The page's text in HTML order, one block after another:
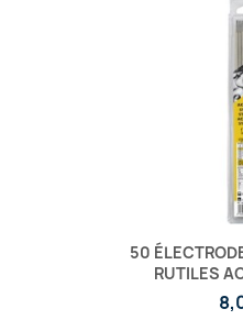
50
RUTILES